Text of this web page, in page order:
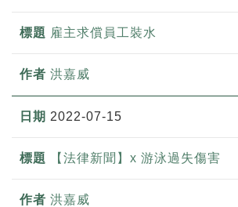
雇主求償員工裝水
洪嘉威
2022-07-15
【法律新聞】x 游泳過失傷害
洪嘉威